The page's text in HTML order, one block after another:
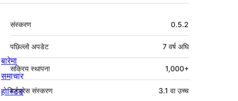
मेटा
संस्करण 0.5.2
पछिल्लो अपडेट 7 वर्ष अघि
सक्रिय स्थापना 1,000+
वर्डप्रेस संस्करण 3.1 वा उच्च
बारेमा
समाचार
होस्टिङ